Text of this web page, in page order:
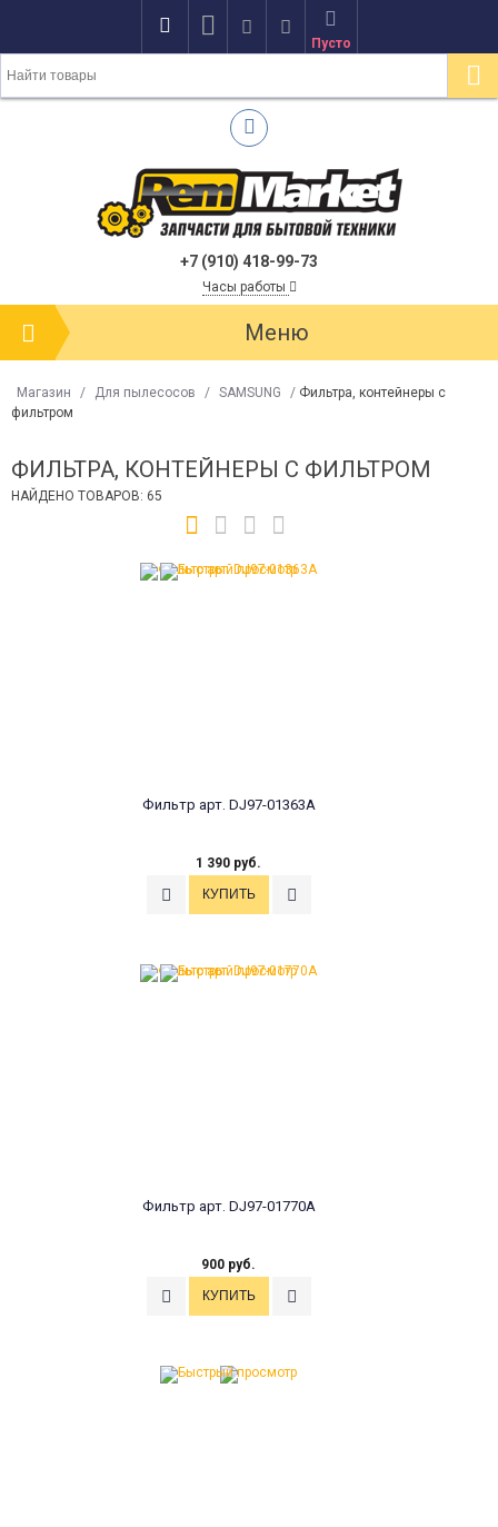
Пусто
+7 (910) 418-99-73
Часы работы
Меню
Магазин / Для пылесосов / SAMSUNG / Фильтра, контейнеры с
фильтром
ФИЛЬТРА, КОНТЕЙНЕРЫ С ФИЛЬТРОМ
НАЙДЕНО ТОВАРОВ: 65
Фильтр арт. DJ97-01363A
1 390 руб.
Фильтр арт. DJ97-01770A
900 руб.